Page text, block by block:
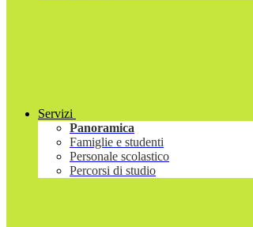
Servizi
Panoramica
Famiglie e studenti
Personale scolastico
Percorsi di studio